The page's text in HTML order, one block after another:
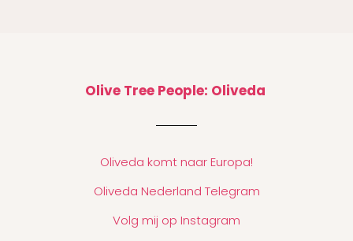
Olive Tree People: Oliveda
Oliveda komt naar Europa!
Oliveda Nederland Telegram
Volg mij op Instagram